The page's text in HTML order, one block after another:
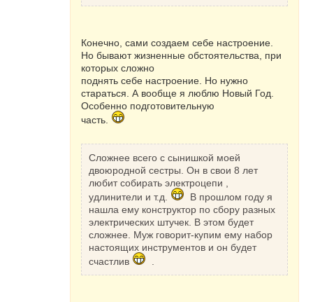
подарки. В этом году есть очень интересные
сынишкой моей двоюродной сестры. Он в
свои 8 лет любит собирать электроцепи ,
удлинители и т.д.
нашла ему конструктор по сбору разных
электрических штучек. В этом будет
сложнее. Муж говорит-купим ему набор
настоящих инструментов и он будет
Вчера просматривала рецепты на "шеф-
повар одноклассники". Вот такие идеи
оформления новогодних салатов
Свечи сделаны из болгарского перца.
Конечно, сами создаем себе настроение.
Но бывают жизненные обстоятельства, при
которых сложно
поднять себе настроение. Но нужно
стараться. А вообще я люблю Новый Год.
Особенно подготовительную
часть.
Сложнее всего с сынишкой моей
двоюродной сестры. Он в свои 8 лет
любит собирать электроцепи ,
удлинители и т.д.
В прошлом году я
нашла ему конструктор по сбору разных
электрических штучек. В этом будет
сложнее. Муж говорит-купим ему набор
настоящих инструментов и он будет
счастлив